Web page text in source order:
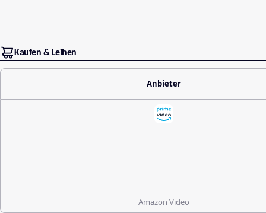
Kaufen & Leihen
Anbieter
Amazon Video